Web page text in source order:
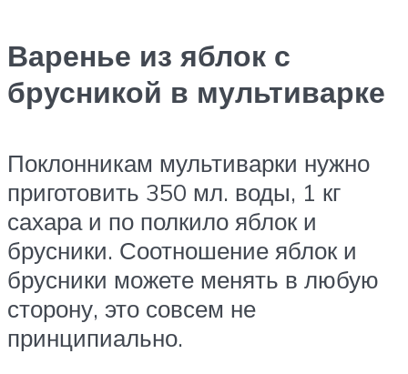
Варенье из яблок с
брусникой в мультиварке
Поклонникам мультиварки нужно
приготовить 350 мл. воды, 1 кг
сахара и по полкило яблок и
брусники. Соотношение яблок и
брусники можете менять в любую
сторону, это совсем не
принципиально.